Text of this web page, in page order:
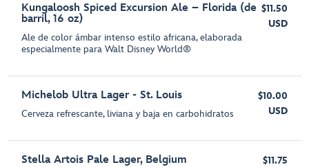
Kungaloosh Spiced Excursion Ale – Florida (de
barril, 16 oz)
Ale de color ámbar intenso estilo africana, elaborada
especialmente para Walt Disney World®
$11.50
USD
Michelob Ultra Lager - St. Louis
Cerveza refrescante, liviana y baja en carbohidratos
$10.00
USD
Stella Artois Pale Lager, Belgium
$11.75